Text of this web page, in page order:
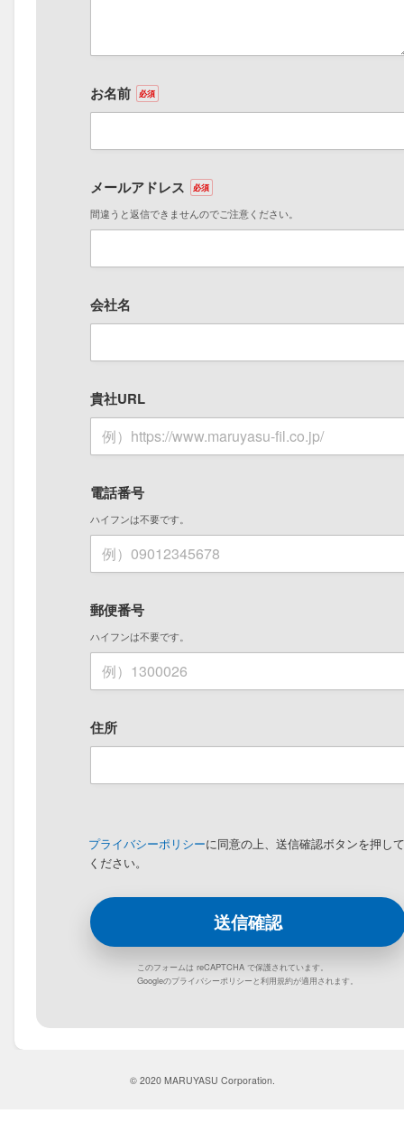
お名前 必須
メールアドレス 必須
間違うと返信できませんのでご注意ください。
会社名
貴社URL
電話番号
ハイフンは不要です。
郵便番号
ハイフンは不要です。
住所
プライバシーポリシーに同意の上、送信確認ボタンを押し
ください。
このフォームは reCAPTCHA で保護されています。
Googleのプライバシーポリシーと利用規約が適用されます。
© 2020 MARUYASU Corporation.